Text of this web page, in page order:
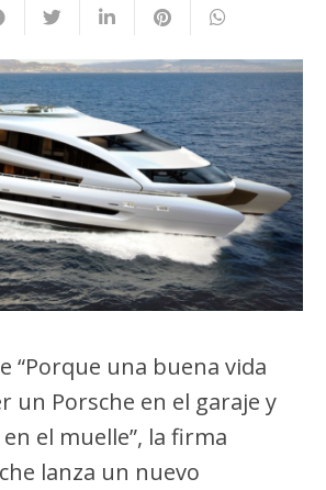
“Porque una buena vida
un Porsche en el garaje y
el muelle”, la firma
lanza un nuevo